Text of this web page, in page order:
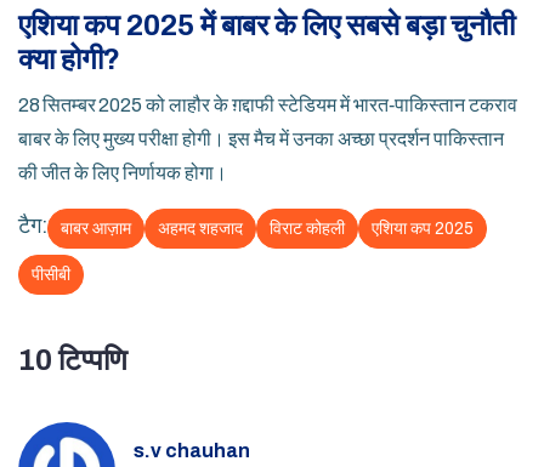
एशिया कप 2025 में बाबर के लिए सबसे बड़ा चुनौती
क्या होगी?
28 सितम्बर 2025 को लाहौर के ग़द्दाफी स्टेडियम में भारत‑पाकिस्तान टकराव
बाबर के लिए मुख्य परीक्षा होगी। इस मैच में उनका अच्छा प्रदर्शन पाकिस्तान
की जीत के लिए निर्णायक होगा।
टैग: बाबर आज़ाम अहमद शहजाद विराट कोहली एशिया कप 2025
पीसीबी
10 टिप्पणि
s.v chauhan